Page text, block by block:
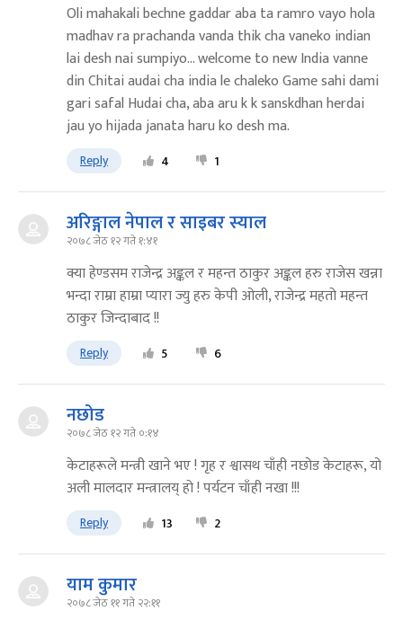
Oli mahakali bechne gaddar aba ta ramro vayo hola
madhav ra prachanda vanda thik cha vaneko indian
lai desh nai sumpiyo... welcome to new India vanne
din Chitai audai cha india le chaleko Game sahi dami
gari safal Hudai cha, aba aru k k sanskdhan herdai
jau yo hijada janata haru ko desh ma.
Reply 4 1
अरिङ्गाल नेपाल र साइबर स्याल
२०७८ जेठ १२ गते १:४१
क्या हेण्डसम राजेन्द्र अङ्कल र महन्त ठाकुर अङ्कल हरु राजेस खन्ना
भन्दा राम्रा हाम्रा प्यारा ज्यु हरु केपी ओली, राजेन्द्र महतो महन्त
ठाकुर जिन्दाबाद !!
Reply 5 6
नछोड
२०७८ जेठ १२ गते ०:१४
केटाहरूले मन्त्री खाने भए ! गृह र श्वासथ चाँही नछोड केटाहरू, यो
अली मालदार मन्त्रालय् हो ! पर्यटन चाँही नखा !!!
Reply 13 2
याम कुमार
२०७८ जेठ ११ गते २२:११